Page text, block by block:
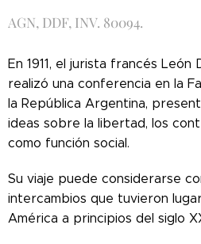
AGN, DDF, INV. 80094.
En 1911, el jurista francés León
realizó una conferencia en la
la República Argentina,
ideas sobre la libertad, los
como función social.
Su viaje puede considerarse
intercambios que tuvieron
América a principios del siglo